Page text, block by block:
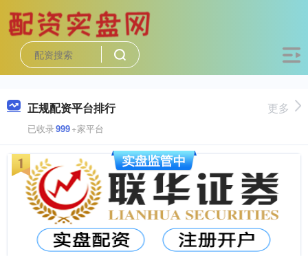
正规配资平台排行
已收录999+家平台
更多